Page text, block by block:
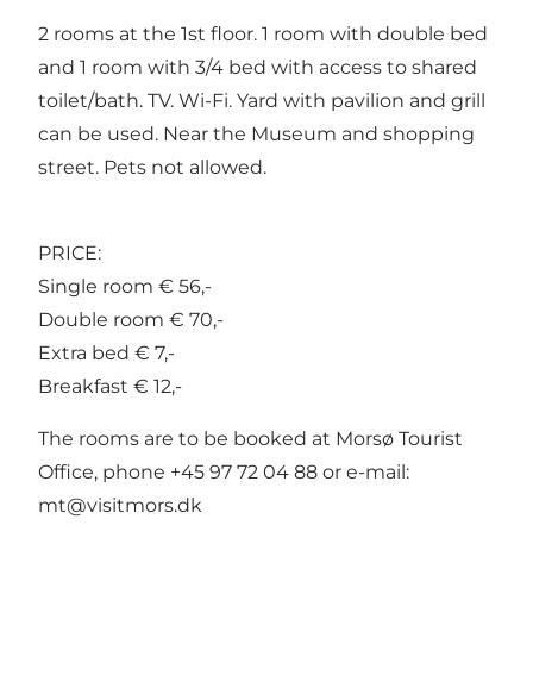
2 rooms at the 1st floor. 1 room with double bed
and 1 room with 3/4 bed with access to shared
toilet/bath. TV. Wi-Fi. Yard with pavilion and grill
can be used. Near the Museum and shopping
street. Pets not allowed.
PRICE:
Single room € 56,-
Double room € 70,-
Extra bed € 7,-
Breakfast € 12,-
The rooms are to be booked at Morsø Tourist
Office, phone +45 97 72 04 88 or e-mail:
mt@visitmors.dk